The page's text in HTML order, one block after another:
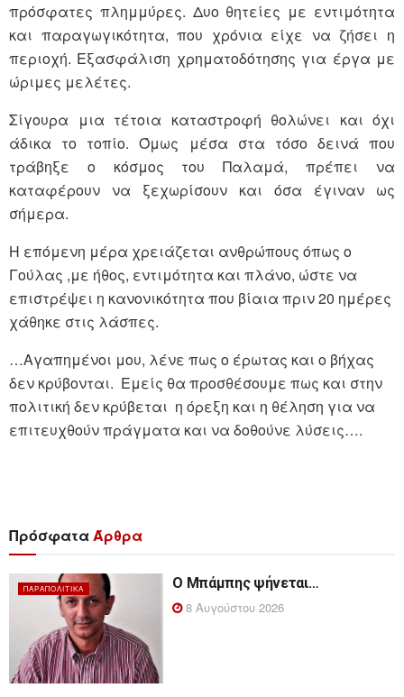
πρόσφατες πλημμύρες. Δυο θητείες με εντιμότητα
και παραγωγικότητα, που χρόνια είχε να ζήσει η
περιοχή. Εξασφάλιση χρηματοδότησης για έργα με
ώριμες μελέτες.
Σίγουρα μια τέτοια καταστροφή θολώνει και όχι
άδικα το τοπίο. Όμως μέσα στα τόσο δεινά που
τράβηξε ο κόσμος του Παλαμά, πρέπει να
καταφέρουν να ξεχωρίσουν και όσα έγιναν ως
σήμερα.
Η επόμενη μέρα χρειάζεται ανθρώπους όπως ο
Γούλας ,με ήθος, εντιμότητα και πλάνο, ώστε να
επιστρέψει η κανονικότητα που βίαια πριν 20 ημέρες
χάθηκε στις λάσπες.
…Αγαπημένοι μου, λένε πως ο έρωτας και ο βήχας
δεν κρύβονται. Εμείς θα προσθέσουμε πως και στην
πολιτική δεν κρύβεται η όρεξη και η θέληση για να
επιτευχθούν πράγματα και να δοθούνε λύσεις….
ΠρόσφαταΆρθρα
ΠΑΡΑΠΟΛΙΤΙΚΆ
Ο Μπάμπης ψήνεται…
8 Αυγούστου 2026